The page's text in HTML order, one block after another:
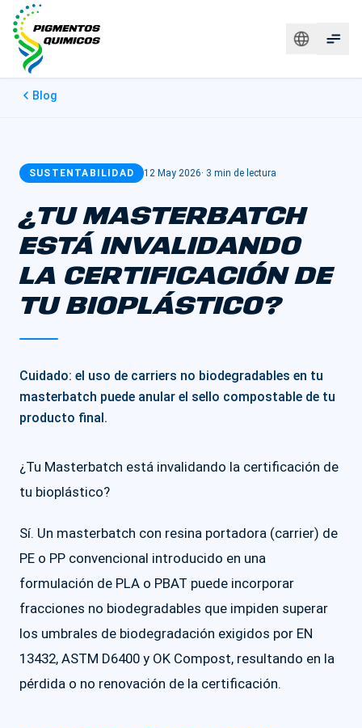
Blog
SUSTENTABILIDAD 12 May 2026· 3 min de lectura
¿TU MASTERBATCH
ESTÁ INVALIDANDO
LA CERTIFICACIÓN DE
TU BIOPLÁSTICO?
Cuidado: el uso de carriers no biodegradables en tu
masterbatch puede anular el sello compostable de tu
producto final.
¿Tu Masterbatch está invalidando la certificación de
tu bioplástico?
Sí. Un masterbatch con resina portadora (carrier) de
PE o PP convencional introducido en una
formulación de PLA o PBAT puede incorporar
fracciones no biodegradables que impiden superar
los umbrales de biodegradación exigidos por EN
13432, ASTM D6400 y OK Compost, resultando en la
pérdida o no renovación de la certificación.